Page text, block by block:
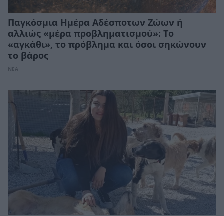
Παγκόσμια Ημέρα Αδέσποτων Ζώων ή
αλλιώς «μέρα προβληματισμού»: Το
«αγκάθι», το πρόβλημα και όσοι σηκώνουν
το βάρος
ΝΕΑ